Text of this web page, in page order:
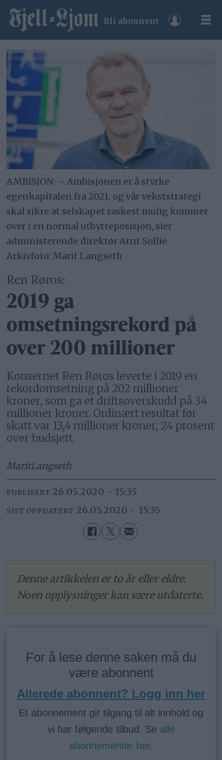
Bli abonnent
AMBISJON: – Ambisjonen er å styrke
egenkapitalen fra 2021, og vår vekststrategi
skal sikre at selskapet raskest mulig kommer
over i en normal utbytteposisjon, sier
administerende direktør Arnt Sollie.
Arkivfoto: Marit Langseth
Ren Røros:
2019 ga
omsetningsrekord på
over 200 millioner
Konsernet Ren Røros leverte i 2019 en
rekordomsetning på 202 millioner
kroner, som ga et driftsoverskudd på 34
millioner kroner. Ordinært resultat før
skatt var 13,4 millioner kroner, 24 prosent
over budsjett.
MaritLangseth
PUBLISERT 26.05.2020 - 15:35
SIST OPPDATERT 26.05.2020 - 15:35
Denne artikkelen er to år eller eldre.
Noen opplysninger kan være utdaterte.
For å lese denne saken må du
være abonnent
Allerede abonnent? Logg inn her
Et abonnement gir tilgang til alt innhold og
vi har følgende tilbud. Se alle
abonnementer her.